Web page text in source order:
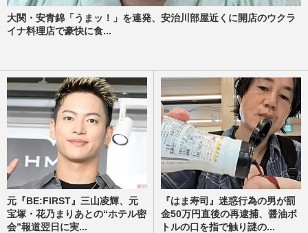
大関・安青錦「うまッ！」を連発、安治川部屋近くに開店のウクラ
イナ料理店で豪快に食...
元『BE:FIRST』三山凌輝、元
宝塚・花乃まりあとの“ホテル密
会”報道翌日に実...
『はま寿司』迷惑行為の男が罰
金50万円直後の再逮捕、醤油ボ
トルの口を指で触り謎の...